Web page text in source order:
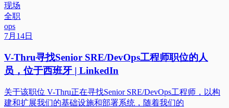
现场
全职
ops
7月14日
V-Thru寻找Senior SRE/DevOps工程师职位的人
员，位于西班牙 | LinkedIn
关于该职位 V-Thru正在寻找Senior SRE/DevOps工程师，以构
建和扩展我们的基础设施和部署系统，随着我们的